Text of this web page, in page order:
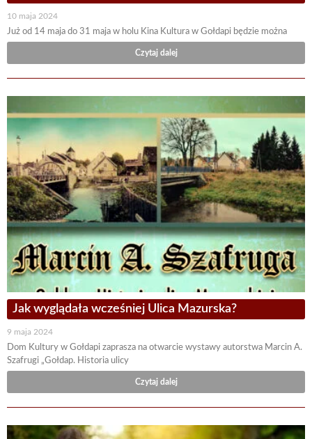
10 maja 2024
Już od 14 maja do 31 maja w holu Kina Kultura w Gołdapi będzie można
Czytaj dalej
Jak wyglądała wcześniej Ulica Mazurska?
9 maja 2024
Dom Kultury w Gołdapi zaprasza na otwarcie wystawy autorstwa Marcin A.
Szafrugi „Gołdap. Historia ulicy
Czytaj dalej